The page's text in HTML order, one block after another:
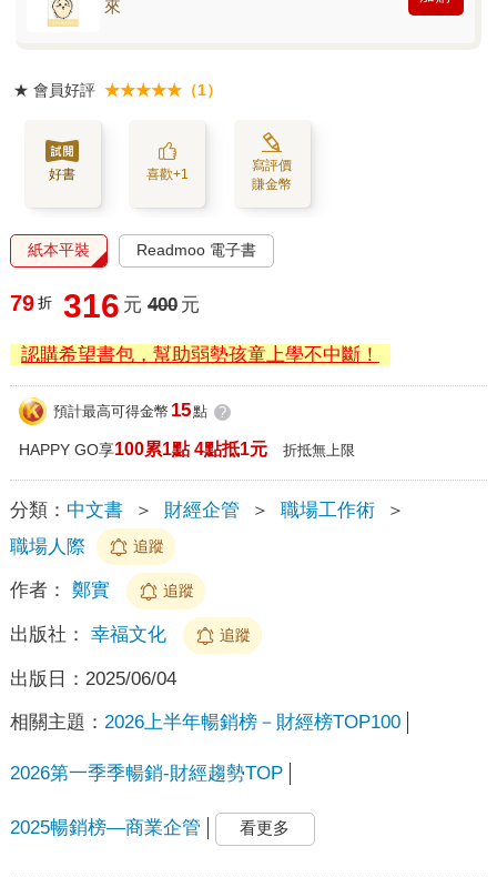
來
★ 會員好評 ★★★★★（1）
好書 喜歡+1
寫評價
賺金幣
紙本平裝 Readmoo 電子書
79 折 316 元 400 元
認購希望書包，幫助弱勢孩童上學不中斷！
預計最高可得金幣 15點 ?
HAPPY GO享100累1點 4點抵1元 折抵無上限
分類： 中文書 ＞ 財經企管 ＞ 職場工作術
＞
職場人際
追蹤
作者： 鄭實 追蹤
出版社： 幸福文化 追蹤
出版日： 2025/06/04
相關主題： 2026上半年暢銷榜－財經榜TOP100
2026第一季季暢銷-財經趨勢TOP
2025暢銷榜—商業企管 看更多